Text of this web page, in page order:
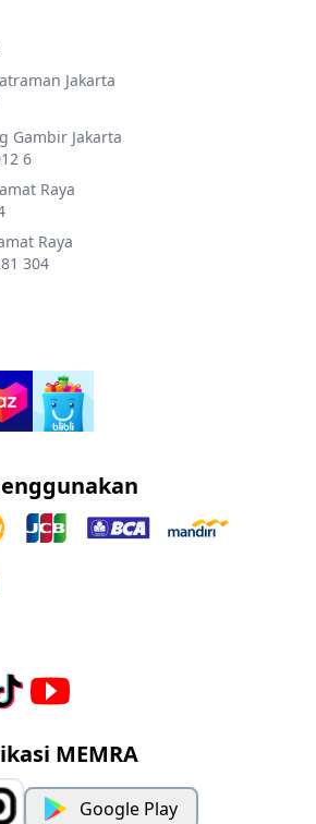
Jakarta
Gambir Jakarta
6
Raya
Raya
304
MEMRA
Google Play